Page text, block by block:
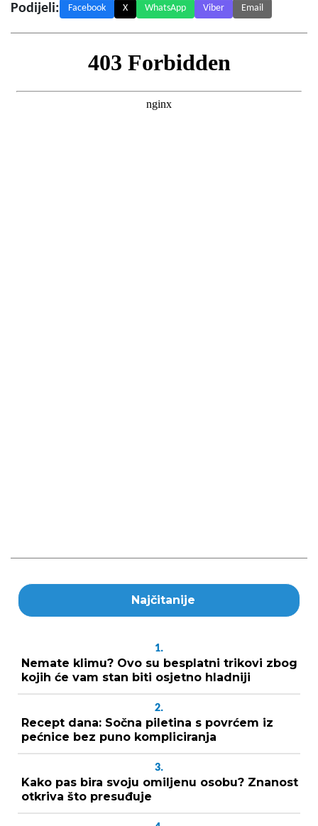
Podijeli: Facebook X WhatsApp Viber Email
Najčitanije
1.
Nemate klimu? Ovo su besplatni trikovi zbog
kojih će vam stan biti osjetno hladniji
2.
Recept dana: Sočna piletina s povrćem iz
pećnice bez puno kompliciranja
3.
Kako pas bira svoju omiljenu osobu? Znanost
otkriva što presuđuje